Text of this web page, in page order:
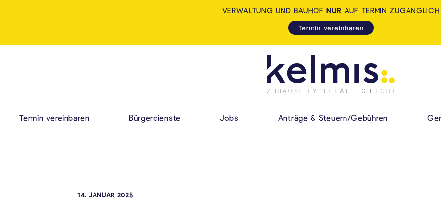
KELMIS - LA
HAUPMENÜ
Termin vereinbaren Bürgerdienste Jobs Anträge & Steuern/Gebühren
VERWALTUNG UND BAUHOF NUR AUF TERMIN ZUGÄNGLICH
Termin vereinbaren
14. JANUAR 2025